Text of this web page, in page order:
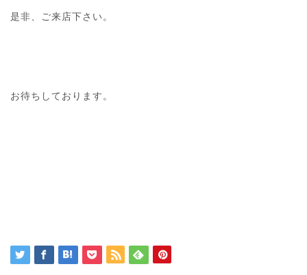
是非、ご来店下さい。
お待ちしております。